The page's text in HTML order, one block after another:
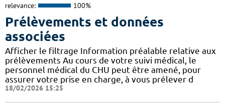
relevance: 100%
Prélèvements et données
associées
Afficher le filtrage Information préalable relative aux
prélèvements Au cours de votre suivi médical, le
personnel médical du CHU peut être amené, pour
assurer votre prise en charge, à vous prélever d
18/02/2026 15:25